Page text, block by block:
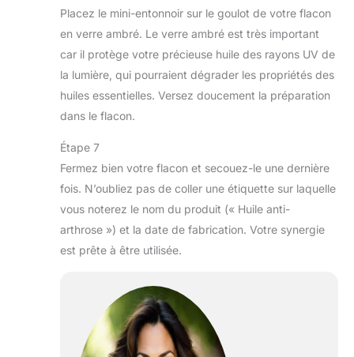
Placez le mini-entonnoir sur le goulot de votre flacon
en verre ambré. Le verre ambré est très important
car il protège votre précieuse huile des rayons UV de
la lumière, qui pourraient dégrader les propriétés des
huiles essentielles. Versez doucement la préparation
dans le flacon.
Étape 7
Fermez bien votre flacon et secouez-le une dernière
fois. N’oubliez pas de coller une étiquette sur laquelle
vous noterez le nom du produit (« Huile anti-
arthrose ») et la date de fabrication. Votre synergie
est prête à être utilisée.